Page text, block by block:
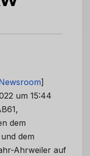
]
um 15:44
dem
dem
Ahrweiler auf